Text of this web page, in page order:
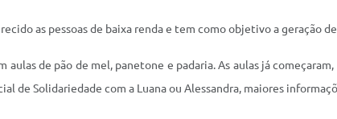
as pessoas de baixa renda e tem como objetivo a geração
de pão de mel, panetone e padaria. As aulas já
de Solidariedade com a Luana ou Alessandra, maiores